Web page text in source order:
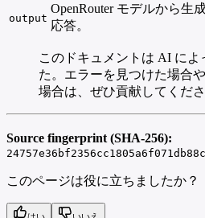
output
OpenRouter モデルから生
応答。
このドキュメントは AI によ
た。エラーを見つけた場合
場合は、ぜひ貢献してくだ
Source fingerprint (SHA-256):
このページは役に立ちましたか？